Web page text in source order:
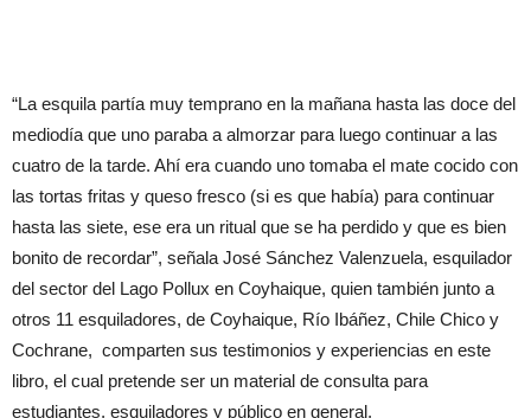
“La esquila partía muy temprano en la mañana hasta las doce del
mediodía que uno paraba a almorzar para luego continuar a las
cuatro de la tarde. Ahí era cuando uno tomaba el mate cocido con
las tortas fritas y queso fresco (si es que había) para continuar
hasta las siete, ese era un ritual que se ha perdido y que es bien
bonito de recordar”, señala José Sánchez Valenzuela, esquilador
del sector del Lago Pollux en Coyhaique, quien también junto a
otros 11 esquiladores, de Coyhaique, Río Ibáñez, Chile Chico y
Cochrane, comparten sus testimonios y experiencias en este
libro, el cual pretende ser un material de consulta para
estudiantes, esquiladores y público en general.